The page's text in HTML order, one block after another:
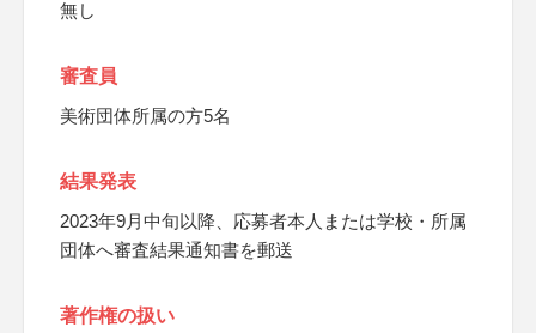
無し
審査員
美術団体所属の方5名
結果発表
2023年9月中旬以降、応募者本人または学校・所属
団体へ審査結果通知書を郵送
著作権の扱い